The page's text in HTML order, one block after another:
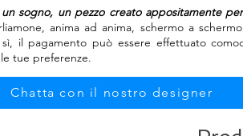
un sogno, un pezzo creato appositamente
anima ad anima, schermo a
sì, il pagamento può essere effettuato
tue preferenze.
Chatta con il nostro designer